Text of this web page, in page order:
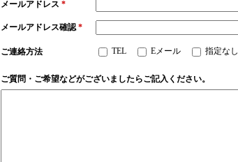
メールアドレス *
メールアドレス確認*
ご連絡方法 TEL Eメール 指定なし
ご質問・ご希望などがございましたらご記入ください。